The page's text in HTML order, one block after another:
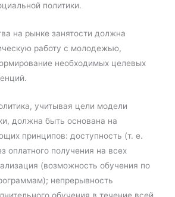
политики.
на рынке занятости должна
работу с молодежью,
необходимых целевых
учитывая цели модели
должна быть основана на
принципов: доступность (т. е.
оплатного получения на всех
(возможность обучения по
непрерывность